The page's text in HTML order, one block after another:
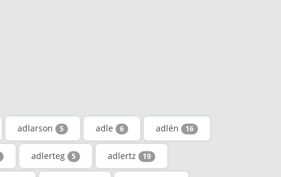
adlarson 5 adle 6 adlén 16
adlerteg 5 adlertz 19